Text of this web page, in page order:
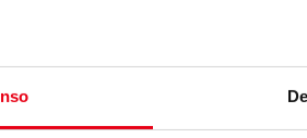
del browser utilizzato o dei relativi
nell’uso dei servizi di terze parti
impedire all’utente di utilizzare o